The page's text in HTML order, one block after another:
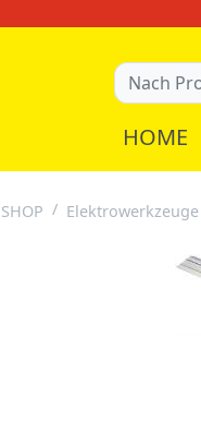
HOME
SHOP Elektrowerkzeuge